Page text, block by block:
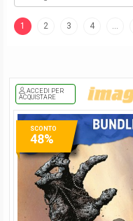
1
2 3 4 …
ACCEDI PER
ACQUISTARE
SCONTO
48%